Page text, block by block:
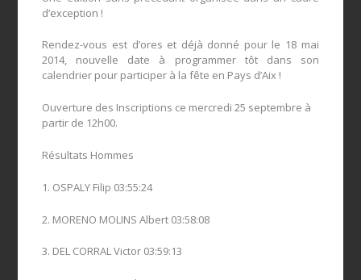
d’exception !
Rendez-vous est d’ores et déjà donné pour le 18 mai
2014, nouvelle date à programmer tôt dans son
calendrier pour participer à la fête en Pays d’Aix !
Ouverture des Inscriptions ce mercredi 25 septembre à
partir de 12h00.
Résultats Hommes
1. OSPALY Filip 03:55:24
2. MORENO MOLINS Albert 03:58:08
3. DEL CORRAL Victor 03:59:13